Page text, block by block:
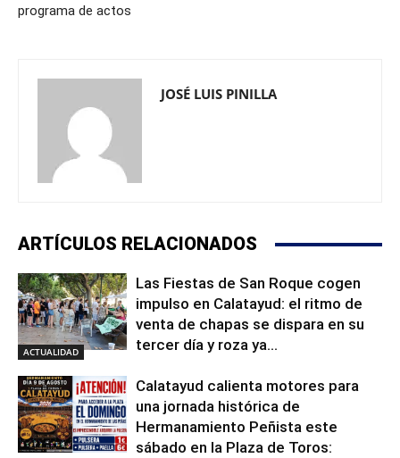
programa de actos
JOSÉ LUIS PINILLA
ARTÍCULOS RELACIONADOS
ACTUALIDAD
Las Fiestas de San Roque cogen
impulso en Calatayud: el ritmo de
venta de chapas se dispara en su
tercer día y roza ya...
Calatayud calienta motores para
una jornada histórica de
Hermanamiento Peñista este
sábado en la Plaza de Toros: